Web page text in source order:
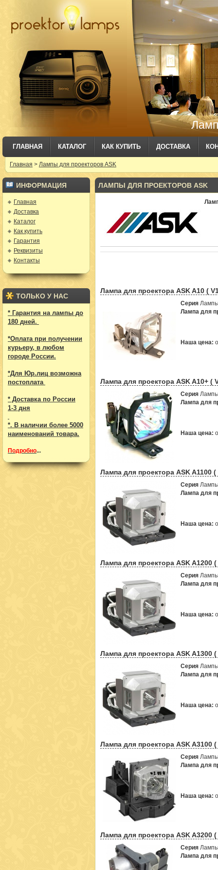
ГЛАВНАЯ КАТАЛОГ КАК КУПИТЬ ДОСТАВКА
Главная > Лампы для проекторов ASK
ИНФОРМАЦИЯ
Главная
Доставка
Каталог
Как купить
Гарантия
Реквизиты
Контакты
ТОЛЬКО У НАС
* Гарантия на лампы до
180 дней.
*Оплата при получении
курьеру, в любом
городе России.
*Для Юр.лиц возможна
постоплата
* Доставка по России
1-3 дня
*. В наличии более 5000
наименований товара.
Подробно...
ЛАМПЫ ДЛЯ ПРОЕКТОРОВ ASK
Лампа для проектора ASK A10 (
Серия
Лампа для
Наша цена:
Лампа для проектора ASK A10+ (
Серия
Лампа для
Наша цена:
Лампа для проектора ASK A1100 (
Серия
Лампа для
Наша цена:
Лампа для проектора ASK A1200 (
Серия
Лампа для
Наша цена:
Лампа для проектора ASK A1300 (
Серия
Лампа для
Наша цена:
Лампа для проектора ASK A3100 (
Серия
Лампа для
Наша цена:
Лампа для проектора ASK A3200 (
Серия
Лампа для